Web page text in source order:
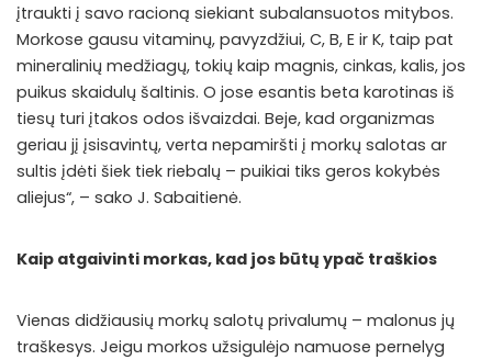
įtraukti į savo racioną siekiant subalansuotos mitybos.
Morkose gausu vitaminų, pavyzdžiui, C, B, E ir K, taip pat
mineralinių medžiagų, tokių kaip magnis, cinkas, kalis, jos
puikus skaidulų šaltinis. O jose esantis beta karotinas iš
tiesų turi įtakos odos išvaizdai. Beje, kad organizmas
geriau jį įsisavintų, verta nepamiršti į morkų salotas ar
sultis įdėti šiek tiek riebalų – puikiai tiks geros kokybės
aliejus“, – sako J. Sabaitienė.
Kaip atgaivinti morkas, kad jos būtų ypač traškios
Vienas didžiausių morkų salotų privalumų – malonus jų
traškesys. Jeigu morkos užsigulėjo namuose pernelyg